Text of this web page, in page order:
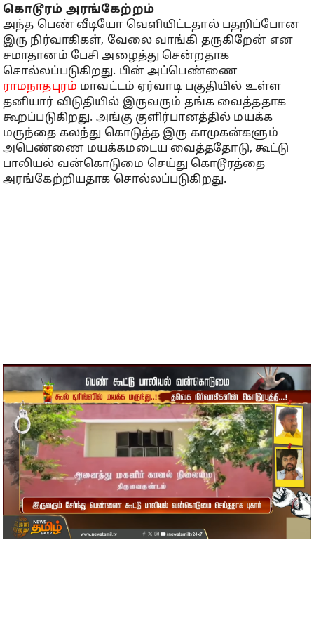
கொடூரம் அரங்கேற்றம்
அந்த பெண் வீடியோ வெளியிட்டதால் பதறிப்போன
இரு நிர்வாகிகள், வேலை வாங்கி தருகிறேன் என
சமாதானம் பேசி அழைத்து சென்றதாக
சொல்லப்படுகிறது. பின் அப்பெண்ணை
ராமநாதபுரம் மாவட்டம் ஏர்வாடி பகுதியில் உள்ள
தனியார் விடுதியில் இருவரும் தங்க வைத்ததாக
கூறப்படுகிறது. அங்கு குளிர்பானத்தில் மயக்க
மருந்தை கலந்து கொடுத்த இரு காமுகன்களும்
அபெண்ணை மயக்கமடைய வைத்ததோடு, கூட்டு
பாலியல் வன்கொடுமை செய்து கொடூரத்தை
அரங்கேற்றியதாக சொல்லப்படுகிறது.